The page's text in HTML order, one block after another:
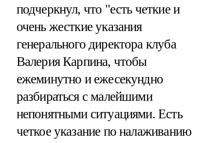
подчеркнул, что "есть четкие и
очень жесткие указания
генерального директора клуба
Валерия Карпина, чтобы
ежеминутно и ежесекундно
разбираться с малейшими
непонятными ситуациями. Есть
четкое указание по налаживанию